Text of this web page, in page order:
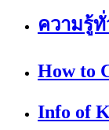
ความรู้
How to
Info of